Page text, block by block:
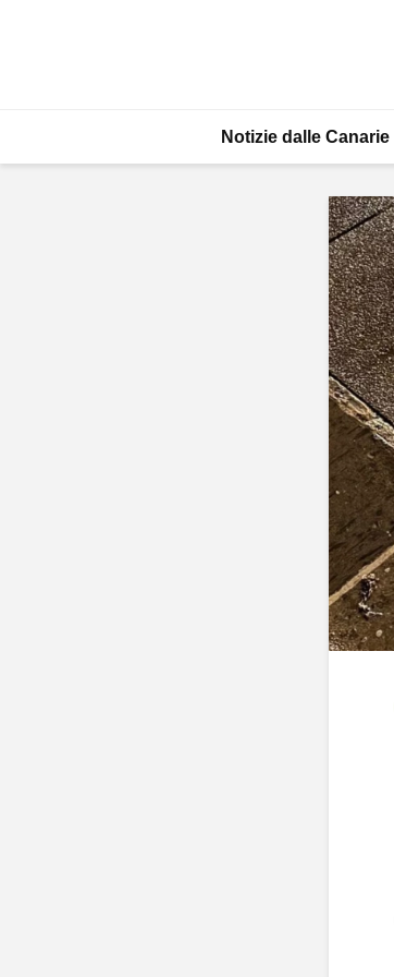
Notizie dalle Canarie